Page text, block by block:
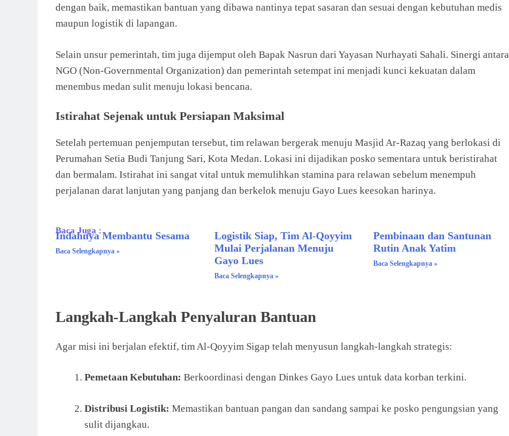
dengan baik, memastikan bantuan yang dibawa nantinya tepat sasaran dan sesuai dengan kebutuhan medis
maupun logistik di lapangan.
Selain unsur pemerintah, tim juga dijemput oleh Bapak Nasrun dari Yayasan Nurhayati Sahali. Sinergi antara
NGO (Non-Governmental Organization) dan pemerintah setempat ini menjadi kunci kekuatan dalam
menembus medan sulit menuju lokasi bencana.
Istirahat Sejenak untuk Persiapan Maksimal
Setelah pertemuan penjemputan tersebut, tim relawan bergerak menuju Masjid Ar-Razaq yang berlokasi di
Perumahan Setia Budi Tanjung Sari, Kota Medan. Lokasi ini dijadikan posko sementara untuk beristirahat
dan bermalam. Istirahat ini sangat vital untuk memulihkan stamina para relawan sebelum menempuh
perjalanan darat lanjutan yang panjang dan berkelok menuju Gayo Lues keesokan harinya.
Baca Juga :
Indahnya Membantu Sesama
Baca Selengkapnya »
Logistik Siap, Tim Al-Qoyyim
Mulai Perjalanan Menuju
Gayo Lues
Baca Selengkapnya »
Pembinaan dan Santunan
Rutin Anak Yatim
Baca Selengkapnya »
Langkah-Langkah Penyaluran Bantuan
Agar misi ini berjalan efektif, tim Al-Qoyyim Sigap telah menyusun langkah-langkah strategis:
Pemetaan Kebutuhan: Berkoordinasi dengan Dinkes Gayo Lues untuk data korban terkini.
Distribusi Logistik: Memastikan bantuan pangan dan sandang sampai ke posko pengungsian yang
sulit dijangkau.